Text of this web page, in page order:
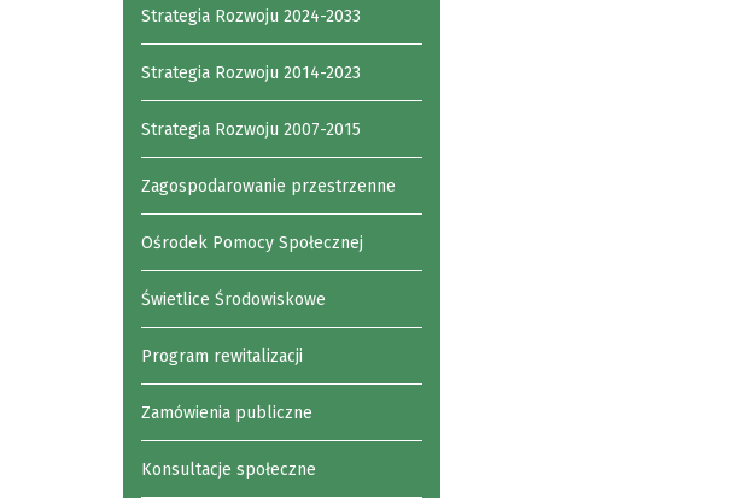
Strategia Rozwoju 2024-2033
Strategia Rozwoju 2014-2023
Strategia Rozwoju 2007-2015
Zagospodarowanie przestrzenne
Ośrodek Pomocy Społecznej
Świetlice Środowiskowe
Program rewitalizacji
Zamówienia publiczne
Konsultacje społeczne